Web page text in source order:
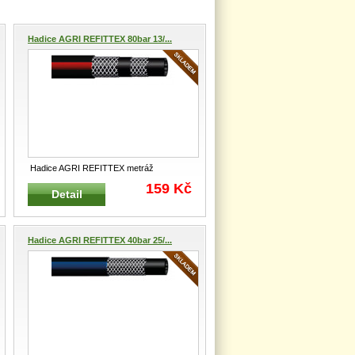
Hadice AGRI REFITTEX 80bar 13/...
Hadice AGRI REFITTEX metráž
Průmyslová hadice pro dopravu vody,
kapa...Detail 159 Kč
Hadice AGRI REFITTEX 40bar 25/...